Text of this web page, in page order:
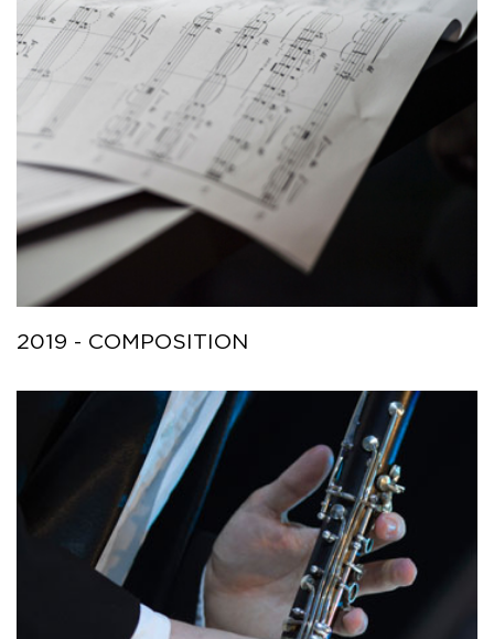
2019 - COMPOSITION